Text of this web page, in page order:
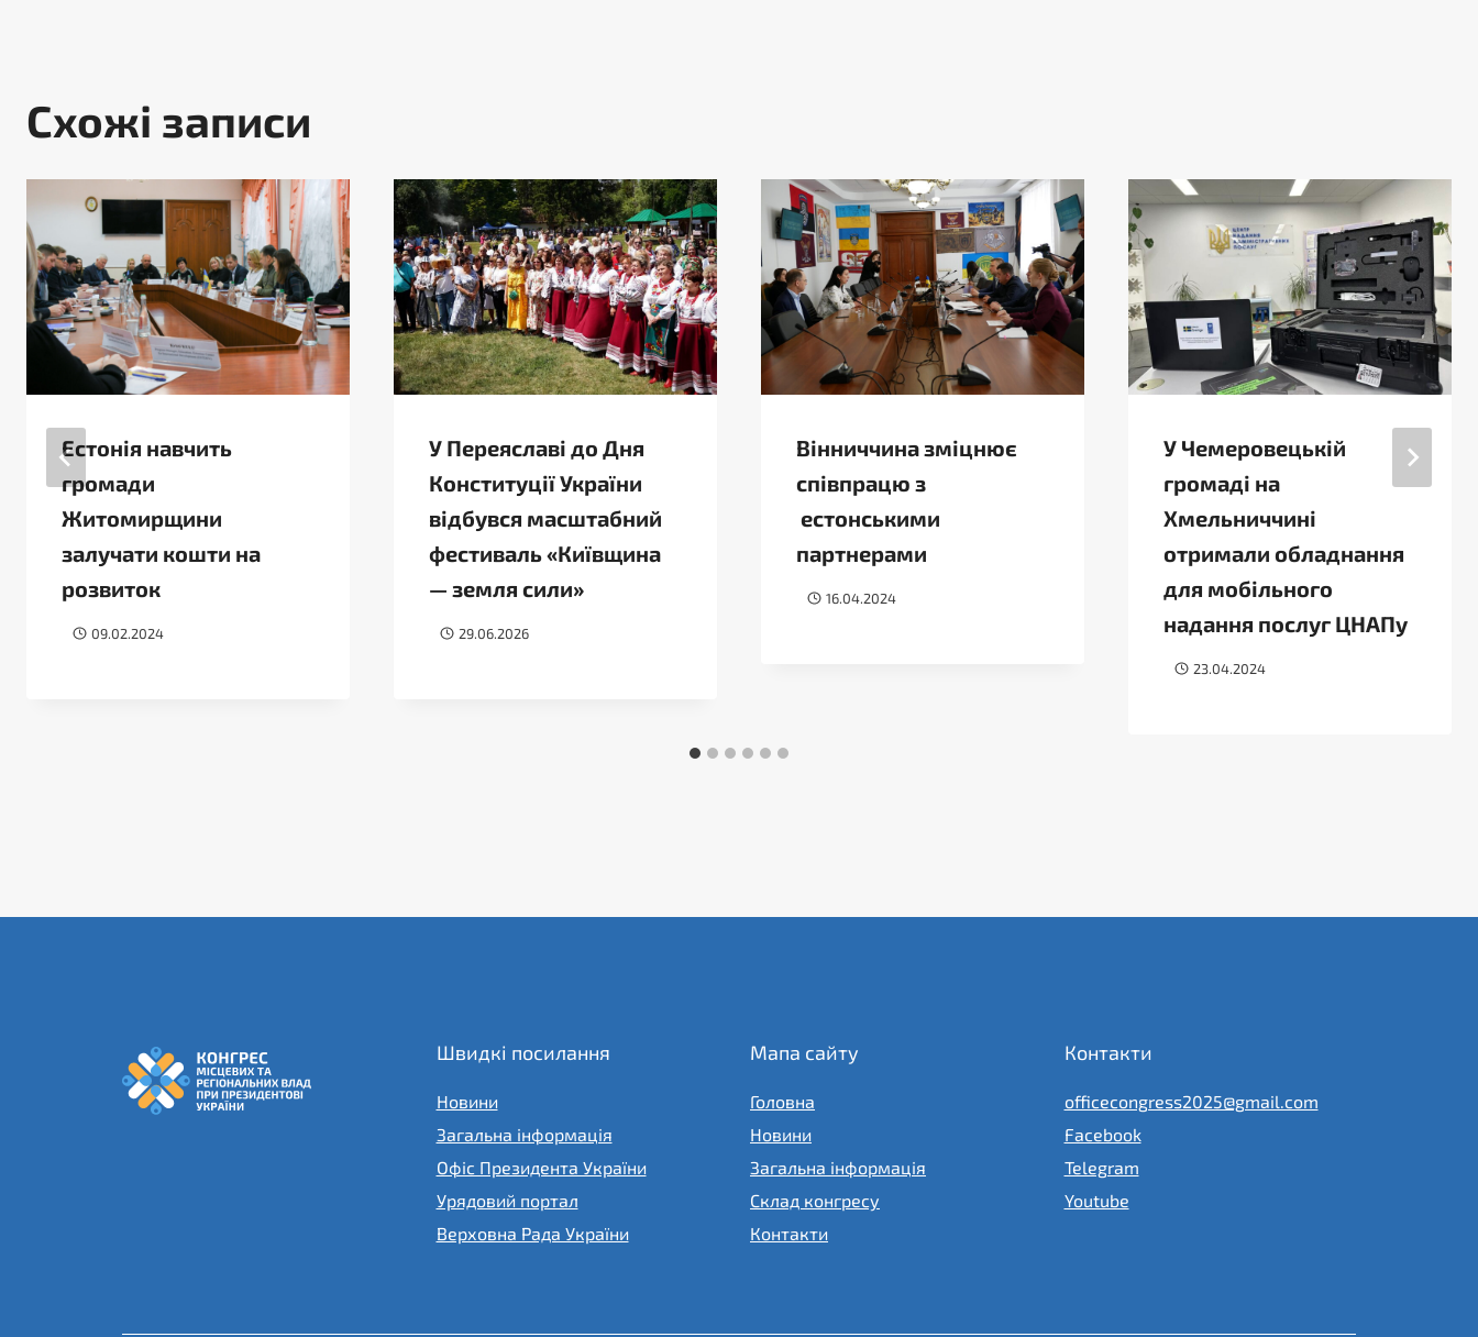
Схожі записи
Естонія навчить
громади
Житомирщини
залучати кошти на
розвиток
09.02.2024
У Переяславі до Дня
Конституції України
відбувся масштабний
фестиваль «Київщина
— земля сили»
29.06.2026
Вінниччина зміцнює
співпрацю з
естонськими
партнерами
16.04.2024
У Чемеровецькій
громаді на
Хмельниччині
отримали обладнання
для мобільного
надання послуг ЦНАПу
23.04.2024
Швидкі посилання
Новини
Загальна інформація
Офіс Президента України
Урядовий портал
Верховна Рада України
Мапа сайту
Головна
Новини
Загальна інформація
Склад конгресу
Контакти
Контакти
officecongress2025@gmail.com
Facebook
Telegram
Youtube